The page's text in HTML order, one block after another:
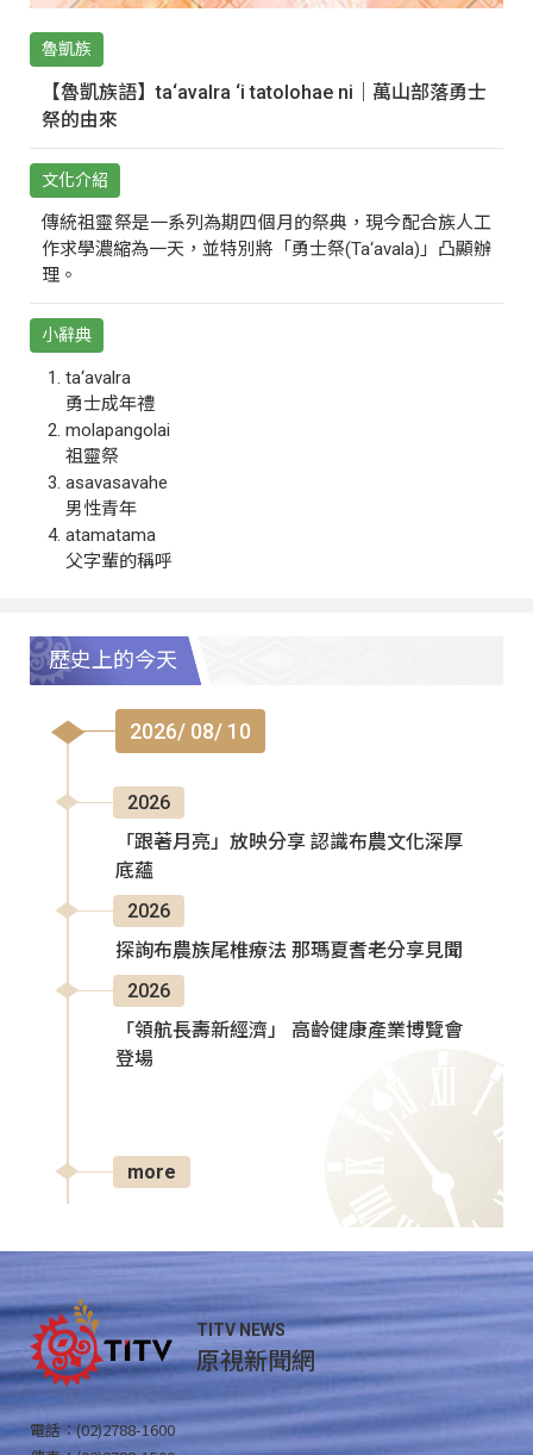
魯凱族
【魯凱族語】ta‘avalra ‘i tatolohae ni｜萬山部落勇士
祭的由來
文化介紹
傳統祖靈祭是一系列為期四個月的祭典，現今配合族人工
作求學濃縮為一天，並特別將「勇士祭(Ta‘avala)」凸顯辦
理。
小辭典
ta‘avalra
勇士成年禮
molapangolai
祖靈祭
asavasavahe
男性青年
atamatama
父字輩的稱呼
歷史上的今天
2026/ 08/ 10
2026
「跟著月亮」放映分享 認識布農文化深厚
底蘊
2026
探詢布農族尾椎療法 那瑪夏耆老分享見聞
2026
「領航長壽新經濟」 高齡健康產業博覽會
登場
more
TITV NEWS
原視新聞網
電話：(02)2788-1600